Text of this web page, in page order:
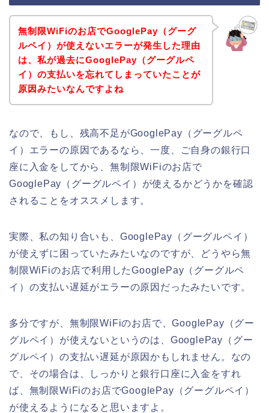
無制限WiFiのお店でGooglePay（グーグ
ルペイ）が使えないエラーが発生した理由
は、私が過去にGooglePay（グーグルペ
イ）の支払いを忘れてしまっていたことが
原因みたいなんですよね
なので、もし、残高不足がGooglePay（グーグルペ
イ）エラーの原因であるなら、一度、ご自身の銀行口
座に入金をしてから、無制限WiFiのお店で
GooglePay（グーグルペイ）が使えるかどうかを確認
されることをオススメします。
実際、私の知り合いも、GooglePay（グーグルペイ）
が使えずに困っていたみたいなのですが、どうやら無
制限WiFiのお店で利用したGooglePay（グーグルペ
イ）の支払い遅延がエラーの原因だったみたいです。
多分ですが、無制限WiFiのお店で、GooglePay（グー
グルペイ）が使えないというのは、GooglePay（グー
グルペイ）の支払い遅延が原因かもしれません。なの
で、その場合は、しっかりと銀行口座に入金をすれ
ば、無制限WiFiのお店でGooglePay（グーグルペイ）
が使えるようになると思いますよ。